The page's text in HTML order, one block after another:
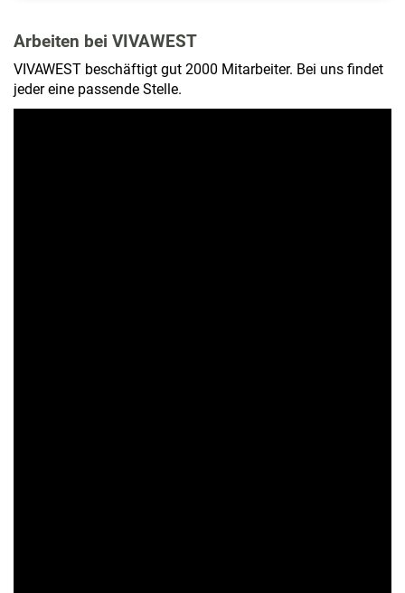
Arbeiten bei VIVAWEST
VIVAWEST beschäftigt gut 2000 Mitarbeiter. Bei uns findet
jeder eine passende Stelle.